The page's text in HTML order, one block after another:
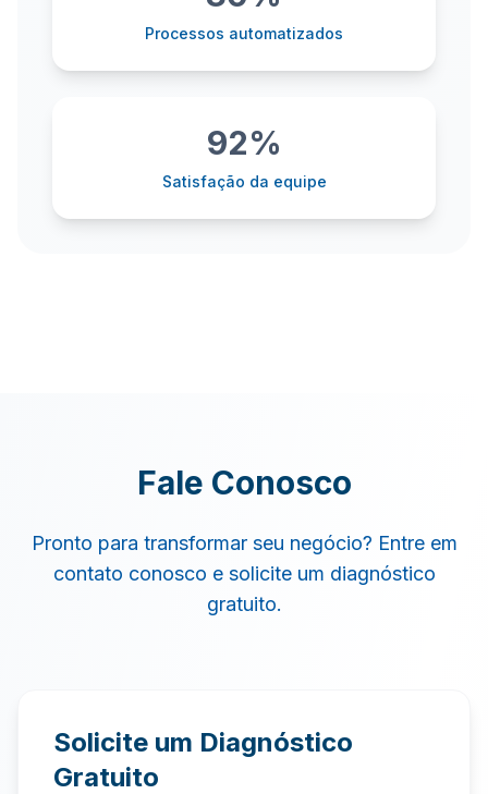
Processos automatizados
92%
Satisfação da equipe
Fale Conosco
Pronto para transformar seu negócio? Entre em
contato conosco e solicite um diagnóstico
gratuito.
Solicite um Diagnóstico
Gratuito